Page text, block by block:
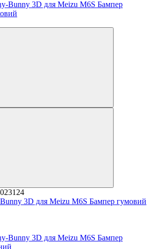
3D для Meizu M6S Бампер гумовий